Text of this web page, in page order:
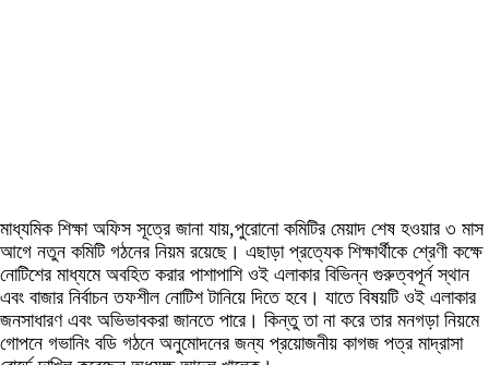
মাধ্যমিক শিক্ষা অফিস সূত্রে জানা যায়,পুরোনো কমিটির মেয়াদ শেষ হওয়ার ৩ মাস
আগে নতুন কমিটি গঠনের নিয়ম রয়েছে। এছাড়া প্রত্যেক শিক্ষার্থীকে শ্রেণী কক্ষে
নোটিশের মাধ্যমে অবহিত করার পাশাপাশি ওই এলাকার বিভিন্ন গুরুত্বপূর্ন স্থান
এবং বাজার নির্বাচন তফশীল নোটিশ টানিয়ে দিতে হবে। যাতে বিষয়টি ওই এলাকার
জনসাধারণ এবং অভিভাবকরা জানতে পারে। কিন্তু তা না করে তার মনগড়া নিয়মে
গোপনে গভানিং বডি গঠনে অনুমোদনের জন্য প্রয়োজনীয় কাগজ পত্র মাদ্রাসা